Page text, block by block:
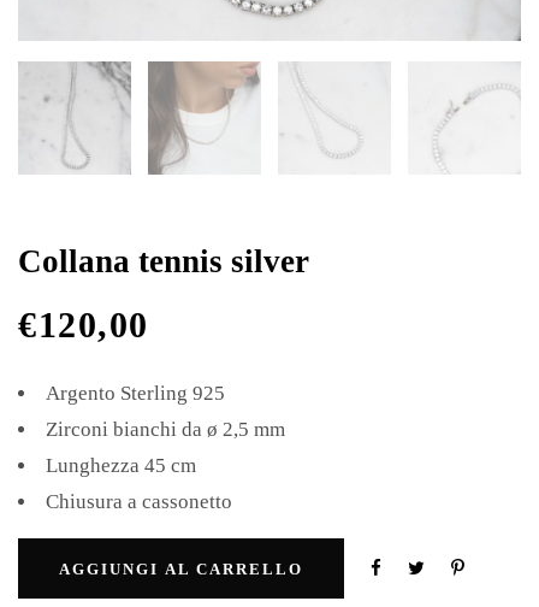
Collana tennis silver
€120,00
Argento Sterling 925
Zirconi bianchi da ø 2,5 mm
Lunghezza 45 cm
Chiusura a cassonetto
AGGIUNGI AL CARRELLO